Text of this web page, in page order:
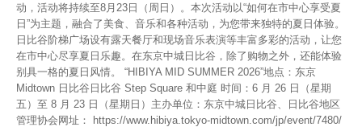
动，活动将持续至8月23日（周日）。本次活动以“如何在市中心享受夏
日”为主题，融合了美食、音乐和各种活动，为您带来独特的夏日体验。
日比谷阶梯广场设有露天餐厅和现场音乐表演等丰富多彩的活动，让您
在市中心尽享夏日乐趣。在东京中城日比谷，除了购物之外，还能体验
别具一格的夏日风情。 “HIBIYA MID SUMMER 2026”地点：东京
Midtown 日比谷日比谷 Step Square 和中庭 时间：6 月 26 日（星期
五）至 8 月 23 日（星期日）主办单位：东京中城日比谷、日比谷地区
管理协会网址： https://www.hibiya.tokyo-midtown.com/jp/event/7480/